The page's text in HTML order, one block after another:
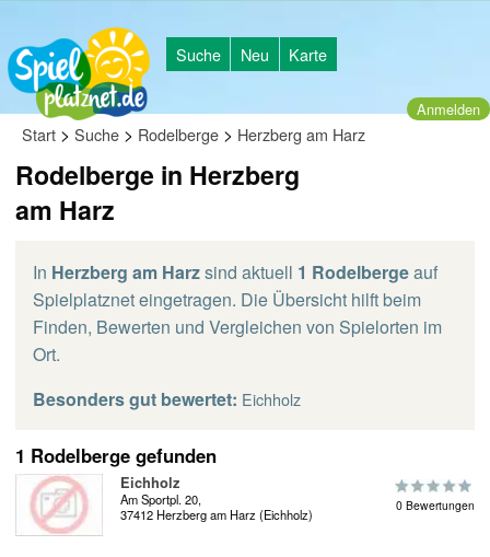
Suche Neu Karte
Anmelden
Start > Suche > Rodelberge > Herzberg am Harz
Rodelberge in Herzberg
am Harz
In Herzberg am Harzsind aktuell 1 Rodelbergeauf
Spielplatznet eingetragen. Die Übersicht hilft beim
Finden, Bewerten und Vergleichen von Spielorten im
Ort.
Besonders gut bewertet: Eichholz
1 Rodelberge gefunden
Eichholz
Am Sportpl. 20,
37412 Herzberg am Harz (Eichholz)
0 Bewertungen